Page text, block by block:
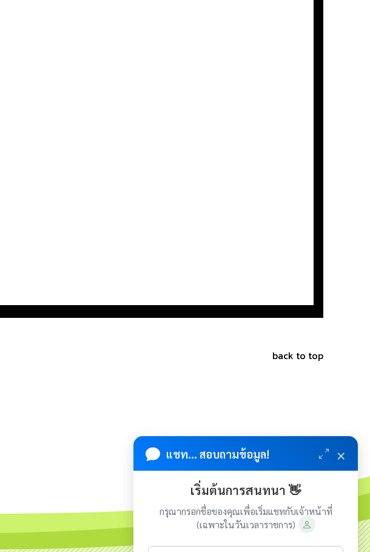
back to top
แชท... สอบถามข้อมูล! ×
เริ่มต้นการสนทนา 👋
กรุณากรอกชื่อของคุณเพื่อเริ่มแชทกับเจ้าหน้าที่
(เฉพาะในวันเวลาราชการ)